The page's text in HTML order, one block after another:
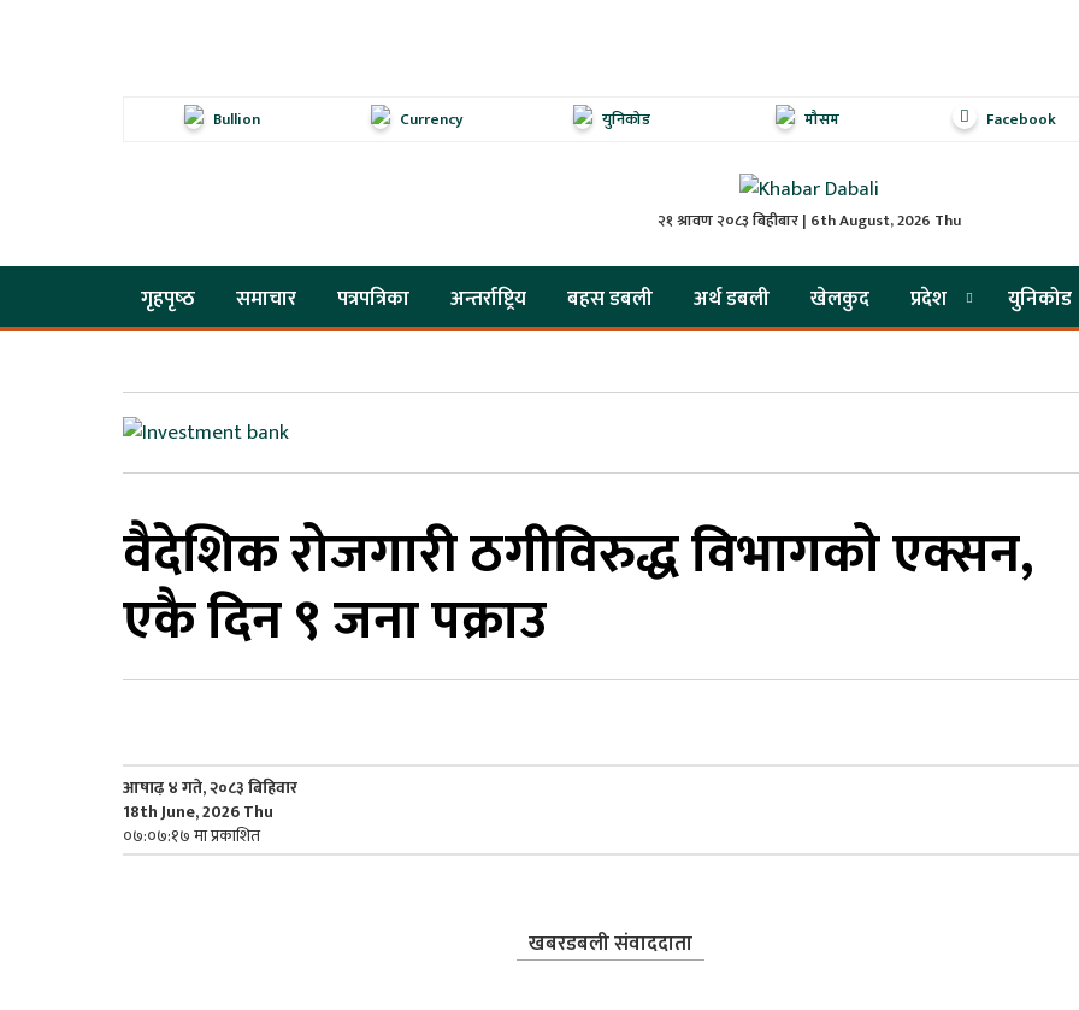
Bullion Currency युनिकोड मौसम Facebook
२१ श्रावण २०८३ बिहीबार | 6th August, 2026 Thu
गृहपृष्‍ठ समाचार पत्रपत्रिका अन्तर्राष्ट्रिय बहस डबली अर्थ डबली खेलकुद प्रदेश युनिकोड
वैदेशिक रोजगारी ठगीविरुद्ध विभागको एक्सन,
एकै दिन ९ जना पक्राउ
आषाढ़ ४ गते, २०८३ बिहिवार
18th June, 2026 Thu
०७:०७:१७ मा प्रकाशित
खबरडबली संवाददाता